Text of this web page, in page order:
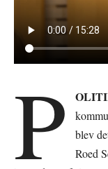
P
blev
Roed